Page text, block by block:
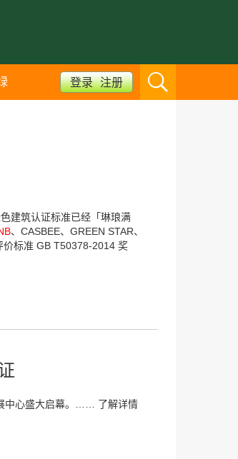
登录 注册
建筑认证标准已经「琳琅满
、CASBEE、GREEN STAR、
价标准 GB T50378-2014 奖
中心盛大启幕。…… 了解详情